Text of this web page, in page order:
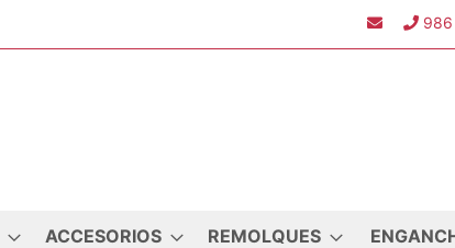
ACCESORIOS REMOLQUES